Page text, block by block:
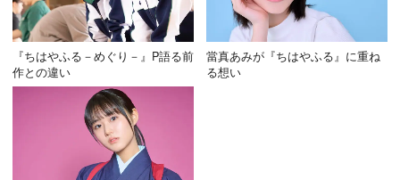
『ちはやふる－めぐり－』P語る前
作との違い
當真あみが『ちはやふる』に重ね
る想い